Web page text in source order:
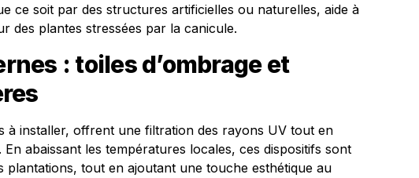
ce soit par des structures artificielles ou naturelles, aide à
des plantes stressées par la canicule.
: toiles d’ombrage et
à installer, offrent une filtration des rayons UV tout en
En abaissant les températures locales, ces dispositifs sont
plantations, tout en ajoutant une touche esthétique au